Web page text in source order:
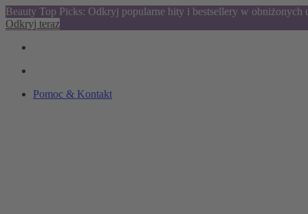
Beauty Top Picks: Odkryj popularne hity i bestsellery w obniżonych
Odkryj teraz
Pomoc & Kontakt